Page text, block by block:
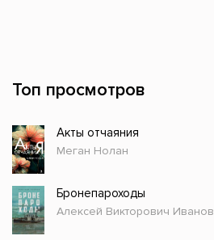
Топ просмотров
Акты отчаяния
Меган Нолан
Бронепароходы
Алексей Викторович Иванов